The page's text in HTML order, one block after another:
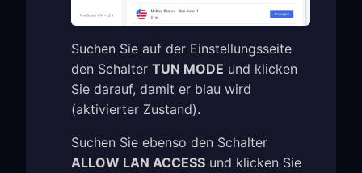
Suchen Sie auf der Einstellungsseite
den Schalter TUN MODE und klicken
Sie darauf, damit er blau wird
(aktivierter Zustand).
Suchen Sie ebenso den Schalter
ALLOW LAN ACCESS und klicken Sie